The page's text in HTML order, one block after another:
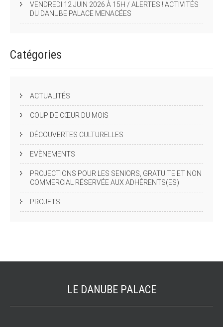
VENDREDI 12 JUIN 2026 À 15H / ALERTES ! ACTIVITÉS
DU DANUBE PALACE MENACÉES
Catégories
ACTUALITÉS
COUP DE CŒUR DU MOIS
DÉCOUVERTES CULTURELLES
EVÈNEMENTS
PROJECTIONS POUR LES SENIORS, GRATUITE ET NON
COMMERCIAL RÉSERVÉE AUX ADHÉRENTS(ES)
PROJETS
LE DANUBE PALACE